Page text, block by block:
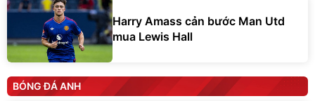
Harry Amass cản bước Man Utd
mua Lewis Hall
BÓNG ĐÁ ANH